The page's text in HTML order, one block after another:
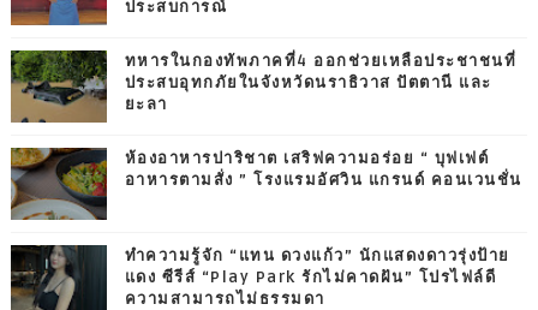
ประสบการณ์
ทหารในกองทัพภาคที่4 ออกช่วยเหลือประชาชนที่
ประสบอุทกภัยในจังหวัดนราธิวาส ปัตตานี และ
ยะลา
ห้องอาหารปาริชาต เสริฟความอร่อย “ บุฟเฟต์
อาหารตามสั่ง ” โรงแรมอัศวิน แกรนด์ คอนเวนชั่น
ทำความรู้จัก “แทน ดวงแก้ว” นักแสดงดาวรุ่งป้าย
แดง ซีรีส์ “Play Park รักไม่คาดฝัน” โปรไฟล์ดี
ความสามารถไม่ธรรมดา